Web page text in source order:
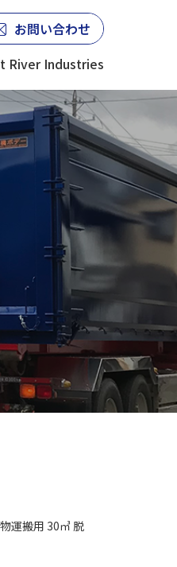
River Industries
お問い合わせ
運搬用 30㎥ 脱